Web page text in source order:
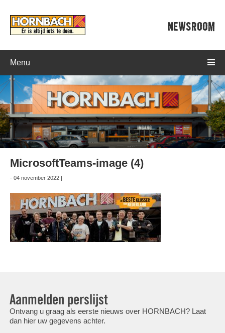
NEWSROOM
Menu
MicrosoftTeams-image (4)
- 04 november 2022 |
Aanmelden perslijst
Ontvang u graag als eerste nieuws over HORNBACH? Laat
dan hier uw gegevens achter.